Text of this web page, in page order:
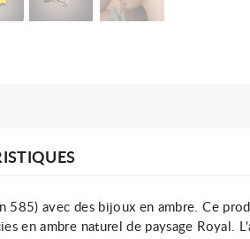
585) avec des bijoux en ambre. Ce
en ambre naturel de paysage